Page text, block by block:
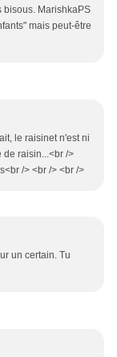
bisous. MarishkaPS
mais peut-être
le raisinet n'est ni
de raisin...<br />
/> <br /> <br />
un certain. Tu